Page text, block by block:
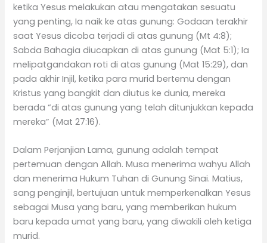
ketika Yesus melakukan atau mengatakan sesuatu
yang penting, Ia naik ke atas gunung: Godaan terakhir
saat Yesus dicoba terjadi di atas gunung (Mt 4:8);
Sabda Bahagia diucapkan di atas gunung (Mat 5:1); Ia
melipatgandakan roti di atas gunung (Mat 15:29), dan
pada akhir Injil, ketika para murid bertemu dengan
Kristus yang bangkit dan diutus ke dunia, mereka
berada “di atas gunung yang telah ditunjukkan kepada
mereka” (Mat 27:16).
Dalam Perjanjian Lama, gunung adalah tempat
pertemuan dengan Allah. Musa menerima wahyu Allah
dan menerima Hukum Tuhan di Gunung Sinai. Matius,
sang penginjil, bertujuan untuk memperkenalkan Yesus
sebagai Musa yang baru, yang memberikan hukum
baru kepada umat yang baru, yang diwakili oleh ketiga
murid.